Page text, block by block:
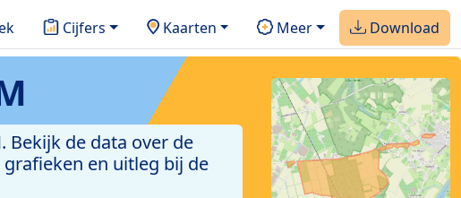
Cijfers Kaarten Meer Download
Bekijk de data over de
en uitleg bij de